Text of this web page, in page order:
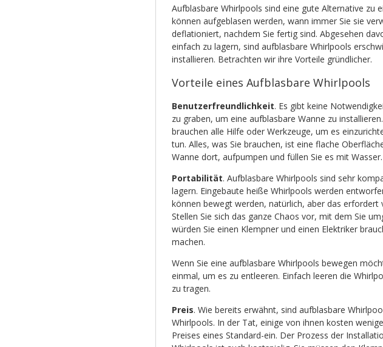
Aufblasbare Whirlpools sind eine gute Alternative zu
können aufgeblasen werden, wann immer Sie sie
deflationiert, nachdem Sie fertig sind. Abgesehen
einfach zu lagern, sind aufblasbare Whirlpools
installieren. Betrachten wir ihre Vorteile gründlicher.
Vorteile eines Aufblasbare Whirlpools
Benutzerfreundlichkeit. Es gibt keine
zu graben, um eine aufblasbare Wanne zu
brauchen alle Hilfe oder Werkzeuge, um es
tun. Alles, was Sie brauchen, ist eine flache
Wanne dort, aufpumpen und füllen Sie es mit Wasser.
Portabilität. Aufblasbare Whirlpools sind sehr
lagern. Eingebaute heiße Whirlpools werden
können bewegt werden, natürlich, aber das erfordert
Stellen Sie sich das ganze Chaos vor, mit dem Sie
würden Sie einen Klempner und einen Elektriker
machen.
Wenn Sie eine aufblasbare Whirlpools bewegen
einmal, um es zu entleeren. Einfach leeren die
zu tragen.
Preis. Wie bereits erwähnt, sind aufblasbare
Whirlpools. In der Tat, einige von ihnen kosten
Preises eines Standard-ein. Der Prozess der